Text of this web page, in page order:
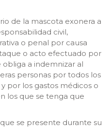
de la mascota exonera a
civil,
o penal por causa
o acto efectuado por
obliga a indemnizar al
personas por todos los
por los gastos médicos o
los que se tenga que
se presente durante su